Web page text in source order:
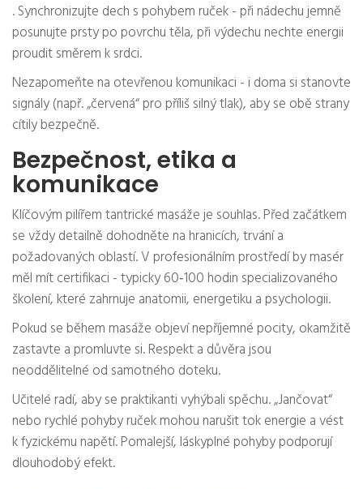
. Synchronizujte dech s pohybem ruček - při nádechu jemně
posunujte prsty po povrchu těla, při výdechu nechte energii
proudit směrem k srdci.
Nezapomeňte na otevřenou komunikaci - i doma si stanovte
signály (např. „červená“ pro příliš silný tlak), aby se obě strany
cítily bezpečně.
Bezpečnost, etika a
komunikace
Klíčovým pilířem tantrické masáže je souhlas. Před začátkem
se vždy detailně dohodněte na hranicích, trvání a
požadovaných oblastí. V profesionálním prostředí by masér
měl mít certifikaci - typicky 60‑100 hodin specializovaného
školení, které zahrnuje anatomii, energetiku a psychologii.
Pokud se během masáže objeví nepříjemné pocity, okamžitě
zastavte a promluvte si. Respekt a důvěra jsou
neoddělitelné od samotného doteku.
Učitelé radí, aby se praktikanti vyhýbali spěchu. „Jančovat“
nebo rychlé pohyby ruček mohou narušit tok energie a vést
k fyzickému napětí. Pomalejší, láskyplné pohyby podporují
dlouhodobý efekt.